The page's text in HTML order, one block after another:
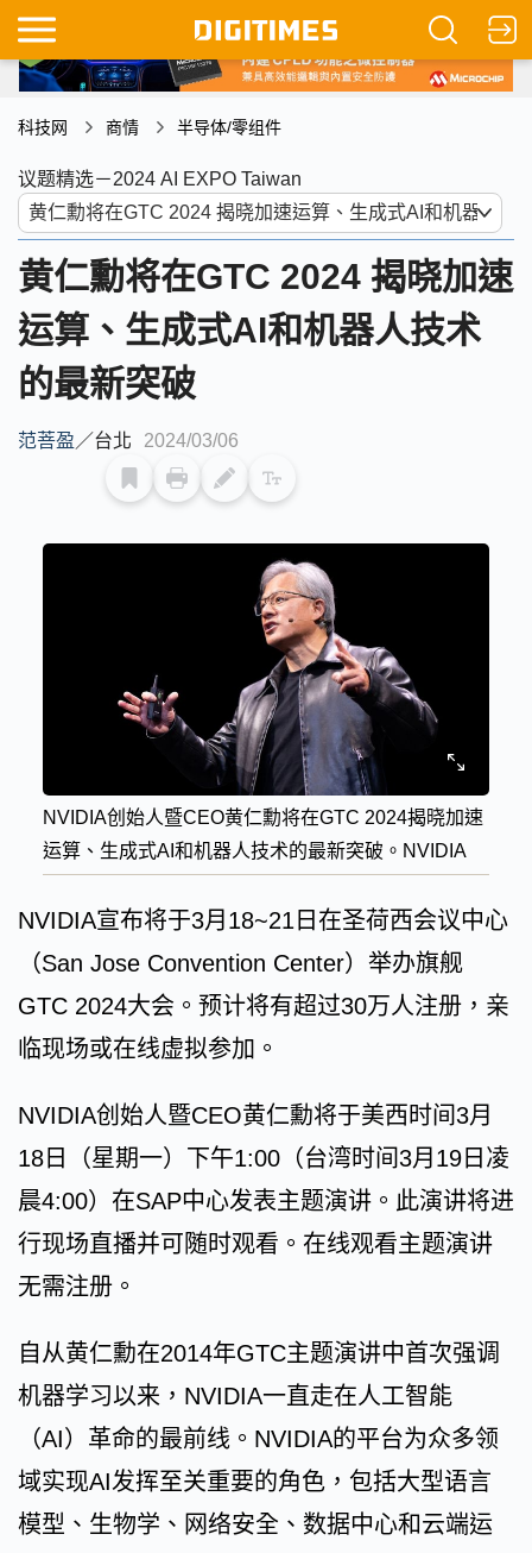
科技网 商情 半导体/零组件
议题精选－2024 AI EXPO Taiwan
黄仁勳将在GTC 2024 揭晓加速
运算、生成式AI和机器人技术
的最新突破
范菩盈／台北 2024/03/06
NVIDIA创始人暨CEO黄仁勳将在GTC 2024揭晓加速
运算、生成式AI和机器人技术的最新突破。NVIDIA
NVIDIA宣布将于3月18~21日在圣荷西会议中心
（San Jose Convention Center）举办旗舰
GTC 2024大会。预计将有超过30万人注册，亲
临现场或在线虚拟参加。
NVIDIA创始人暨CEO黄仁勳将于美西时间3月
18日（星期一）下午1:00（台湾时间3月19日凌
晨4:00）在SAP中心发表主题演讲。此演讲将进
行现场直播并可随时观看。在线观看主题演讲
无需注册。
自从黄仁勳在2014年GTC主题演讲中首次强调
机器学习以来，NVIDIA一直走在人工智能
（AI）革命的最前线。NVIDIA的平台为众多领
域实现AI发挥至关重要的角色，包括大型语言
模型、生物学、网络安全、数据中心和云端运